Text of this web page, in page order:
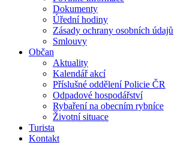
Dokumenty
Úřední hodiny
Zásady ochrany osobních údajů
Smlouvy
Občan
Aktuality
Kalendář akcí
Příslušné oddělení Policie ČR
Odpadové hospodářství
Rybaření na obecním rybníce
Životní situace
Turista
Kontakt